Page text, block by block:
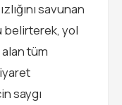
savunan
belirterek, yol
tüm
saygı